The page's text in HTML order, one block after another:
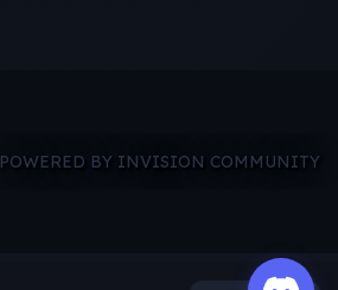
POWERED BY INVISION COMMUNITY